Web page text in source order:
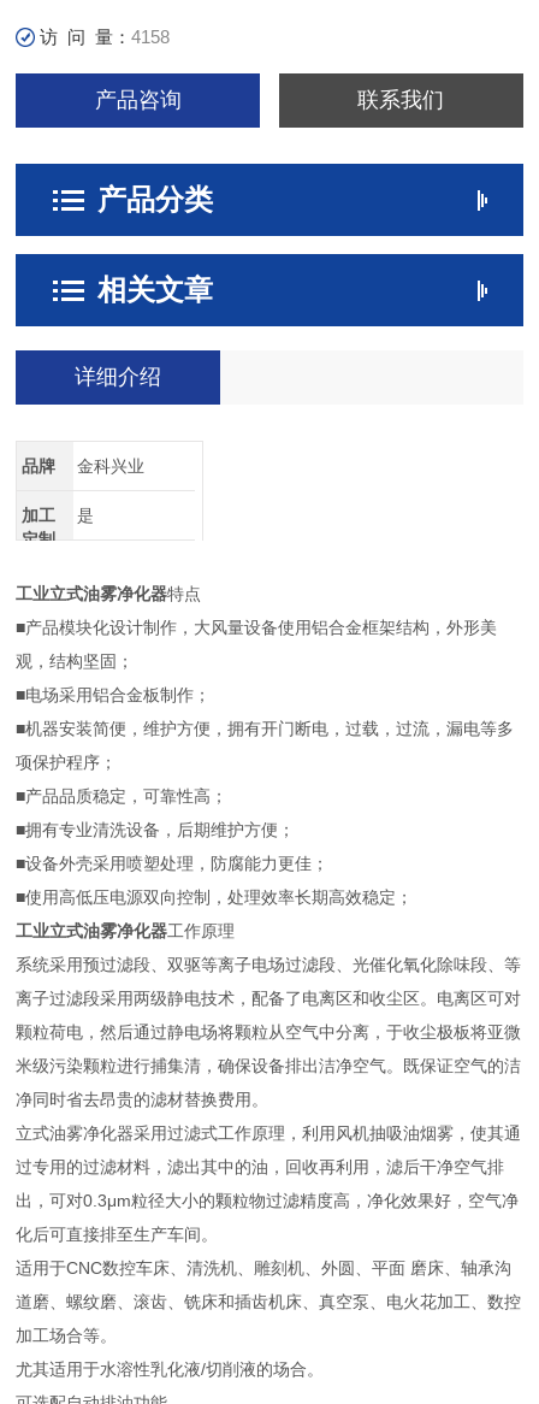
访 问 量：4158
产品咨询 联系我们
产品分类
相关文章
详细介绍
品牌 金科兴业
加工
定制
是
工业立式油雾净化器特点
■产品模块化设计制作，大风量设备使用铝合金框架结构，外形美
观，结构坚固；
■电场采用铝合金板制作；
■机器安装简便，维护方便，拥有开门断电，过载，过流，漏电等多
项保护程序；
■产品品质稳定，可靠性高；
■拥有专业清洗设备，后期维护方便；
■设备外壳采用喷塑处理，防腐能力更佳；
■使用高低压电源双向控制，处理效率长期高效稳定；
工业立式油雾净化器工作原理
系统采用预过滤段、双驱等离子电场过滤段、光催化氧化除味段、等
离子过滤段采用两级静电技术，配备了电离区和收尘区。电离区可对
颗粒荷电，然后通过静电场将颗粒从空气中分离，于收尘极板将亚微
米级污染颗粒进行捕集清，确保设备排出洁净空气。既保证空气的洁
净同时省去昂贵的滤材替换费用。
立式油雾净化器采用过滤式工作原理，利用风机抽吸油烟雾，使其通
过专用的过滤材料，滤出其中的油，回收再利用，滤后干净空气排
出，可对0.3μm粒径大小的颗粒物过滤精度高，净化效果好，空气净
化后可直接排至生产车间。
适用于CNC数控车床、清洗机、雕刻机、外圆、平面 磨床、轴承沟
道磨、螺纹磨、滚齿、铣床和插齿机床、真空泵、电火花加工、数控
加工场合等。
尤其适用于水溶性乳化液/切削液的场合。